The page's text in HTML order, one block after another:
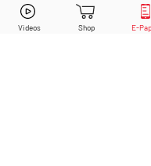
Airbus Aktie jetzt handeln?
Twitter